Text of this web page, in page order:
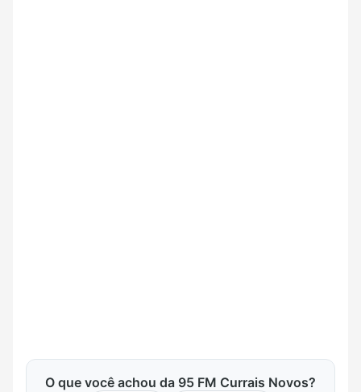
O que você achou da 95 FM Currais Novos?